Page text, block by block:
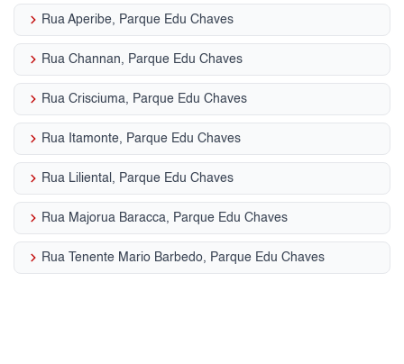
keyboard_arrow_right Rua Aperibe, Parque Edu Chaves
keyboard_arrow_right Rua Channan, Parque Edu Chaves
keyboard_arrow_right Rua Crisciuma, Parque Edu Chaves
keyboard_arrow_right Rua Itamonte, Parque Edu Chaves
keyboard_arrow_right Rua Liliental, Parque Edu Chaves
keyboard_arrow_right Rua Majorua Baracca, Parque Edu Chaves
keyboard_arrow_right Rua Tenente Mario Barbedo, Parque Edu Chaves